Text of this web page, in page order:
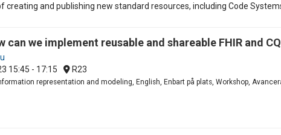
creating and publishing new standard resources, including Code
can we implement reusable and shareable FHIR and
15:45 - 17:15 R23
representation and modeling, English, Enbart på plats, Workshop,